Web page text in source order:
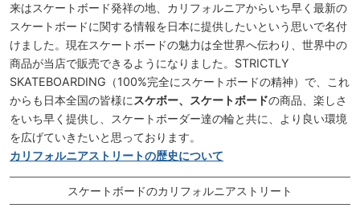
来はスケートボード発祥の地、カリフォルニアからいち早く最新の
スケートボードに関する情報を日本に提供したいという思いで名付
けました。現在スケートボードの魅力は全世界へ伝わり、世界中の
商品が当店で販売できるようになりました。STRICTLY
SKATEBOARDING（100%完全にスケートボードの精神）で、これ
からも日本全国の皆様にスケボー、スケートボードの商品、楽しさ
をいち早く提供し、スケートボーダー達の輪と共に、より良い環境
を広げていきたいと思っております。
カリフォルニアストリートの歴史について
スケートボードのカリフォルニアストリート